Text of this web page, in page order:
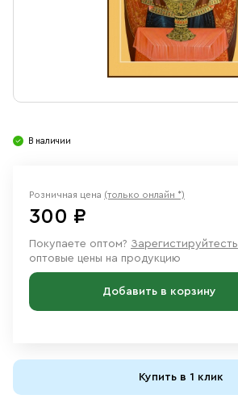
Ювелирные изделия
В наличии
Розничная цена (только онлайн *)
300 ₽
Покупаете оптом? Зарегистируйтесть
оптовые цены на продукцию
Добавить в корзину
Купить в 1 клик